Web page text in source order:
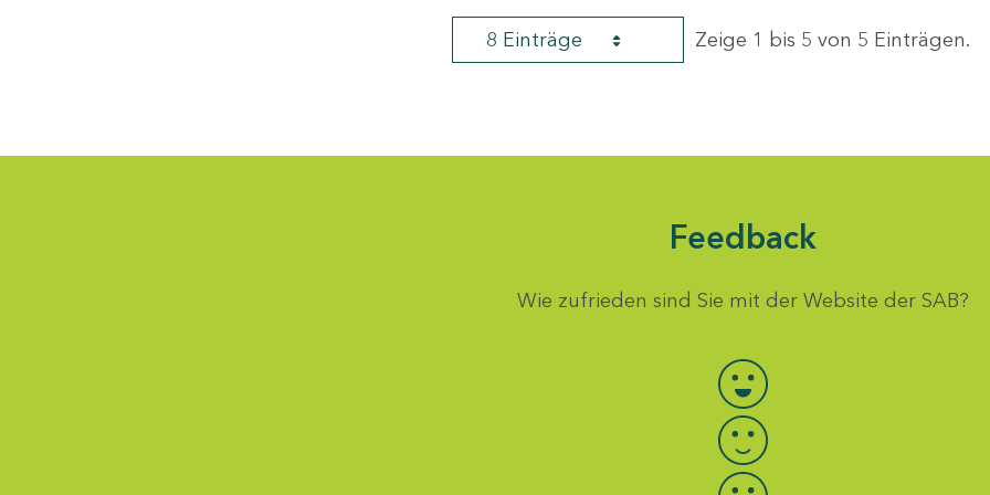
8 Einträge Zeige 1 bis 5 von 5 Einträgen.
Feedback
Wie zufrieden sind Sie mit der Website der SAB?
Bewertung auswählen